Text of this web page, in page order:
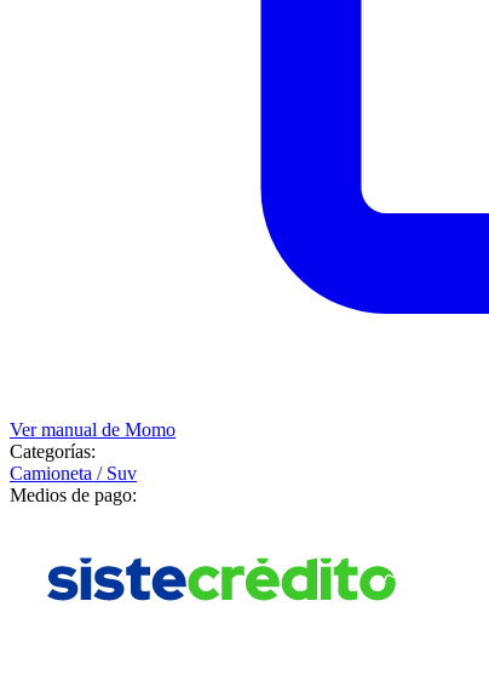
Ver manual de Momo
Categorías:
Camioneta / Suv
Medios de pago: